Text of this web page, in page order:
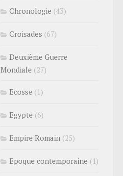
Chronologie (43)
Croisades (67)
Deuxième Guerre
Mondiale (27)
Ecosse (1)
Egypte (6)
Empire Romain (25)
Epoque contemporaine (1)